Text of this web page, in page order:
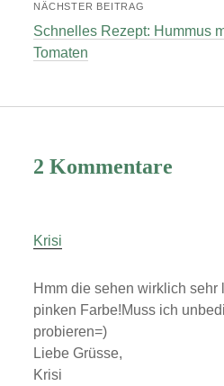
NÄCHSTER BEITRAG
Schnelles Rezept: Hummus
Tomaten
2 Kommentare
Krisi
Hmm die sehen wirklich sehr
pinken Farbe!Muss ich
probieren=)
Liebe Grüsse,
Krisi